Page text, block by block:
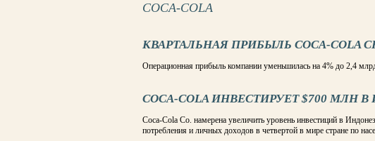
COCA-COLA
КВАРТАЛЬНАЯ ПРИБЫЛЬ COCA-COLA
Операционная прибыль компании уменьшилась на 4% до 2,4
COCA-COLA ИНВЕСТИРУЕТ $700 МЛН
Coca-Cola Co. намерена увеличить уровень инвестиций в
потребления и личных доходов в четвертой в мире стране по